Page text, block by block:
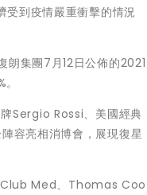
到疫情嚴重衝擊的情況
朗集團7月12日公佈的2021
Sergio Rossi、美國經典
容亮相消博會，展現復星
Club Med、Thomas Coo